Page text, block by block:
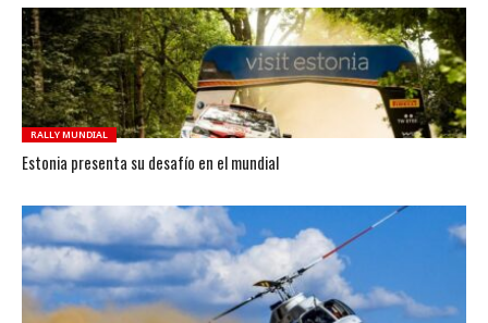
RALLY MUNDIAL
Estonia presenta su desafío en el mundial